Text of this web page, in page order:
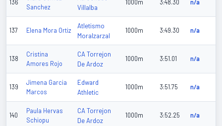
136
Sanchez
Villalba
1000m 3:48.30 n/a
137 Elena Mora Ortiz
Atletismo
Moralzarzal
1000m 3:49.30 n/a
138
Cristina
Amores Rojo
CA Torrejon
De Ardoz
1000m 3:51.01 n/a
139
Jimena Garcia
Marcos
Edward
Athletic
1000m 3:51.75 n/a
140
Paula Hervas
Schiopu
CA Torrejon
De Ardoz
1000m 3:52.25 n/a